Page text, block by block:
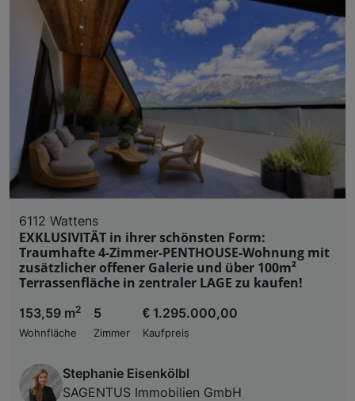
6112 Wattens
EXKLUSIVITÄT in ihrer schönsten Form:
Traumhafte 4-Zimmer-PENTHOUSE-Wohnung mit
zusätzlicher offener Galerie und über 100m²
Terrassenfläche in zentraler LAGE zu kaufen!
153,59 m2
Wohnfläche
5
Zimmer
€ 1.295.000,00
Kaufpreis
Stephanie Eisenkölbl
SAGENTUS Immobilien GmbH
Verwendung genauer Standortdaten.
Zugriff auf Informationen auf einem Endgerät.
und der Performance von Inhalten,
Liste der Partner (Lieferanten)